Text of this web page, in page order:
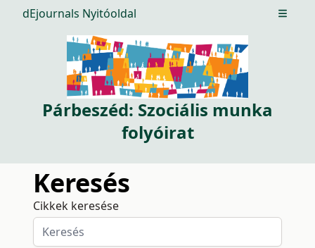
dEjournals Nyitóoldal Open
Párbeszéd: Szociális munka
folyóirat
Keresés
Cikkek keresése